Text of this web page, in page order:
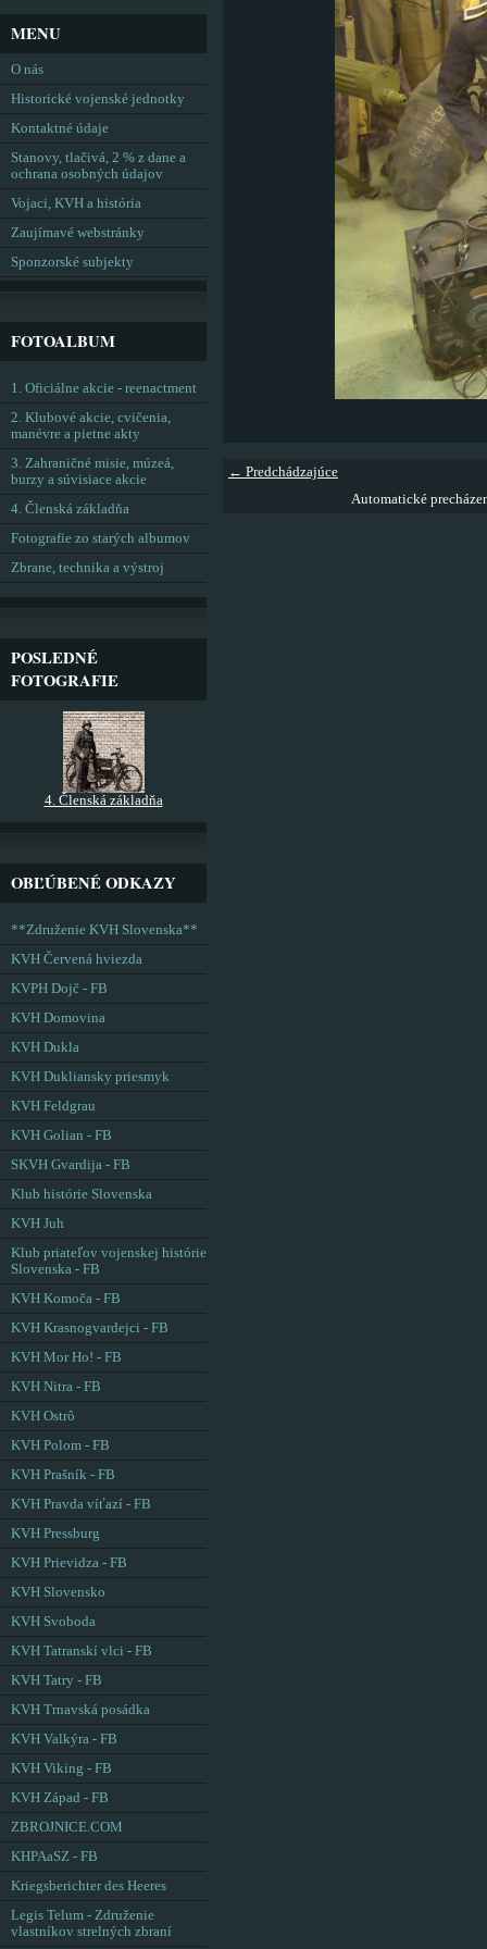
← Predchádzajúce
Automatické
MENU
O nás
Historické vojenské jednotky
Kontaktné údaje
Stanovy, tlačivá, 2 % z dane a
ochrana osobných údajov
Vojaci, KVH a história
Zaujímavé webstránky
Sponzorské subjekty
FOTOALBUM
1. Oficiálne akcie - reenactment
2. Klubové akcie, cvičenia,
manévre a pietne akty
3. Zahraničné misie, múzeá,
burzy a súvisiace akcie
4. Členská základňa
Fotografie zo starých albumov
Zbrane, technika a výstroj
POSLEDNÉ
FOTOGRAFIE
4. Členská základňa
OBĽÚBENÉ ODKAZY
**Združenie KVH Slovenska**
KVH Červená hviezda
KVPH Dojč - FB
KVH Domovina
KVH Dukla
KVH Dukliansky priesmyk
KVH Feldgrau
KVH Golian - FB
SKVH Gvardija - FB
Klub histórie Slovenska
KVH Juh
Klub priateľov vojenskej histórie
Slovenska - FB
KVH Komoča - FB
KVH Krasnogvardejci - FB
KVH Mor Ho! - FB
KVH Nitra - FB
KVH Ostrô
KVH Polom - FB
KVH Prašník - FB
KVH Pravda víťazí - FB
KVH Pressburg
KVH Prievidza - FB
KVH Slovensko
KVH Svoboda
KVH Tatranskí vlci - FB
KVH Tatry - FB
KVH Trnavská posádka
KVH Valkýra - FB
KVH Viking - FB
KVH Západ - FB
ZBROJNICE.COM
KHPAaSZ - FB
Kriegsberichter des Heeres
Legis Telum - Združenie
vlastníkov strelných zbraní